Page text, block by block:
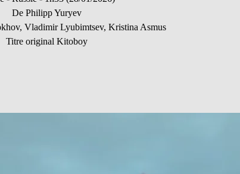
De Philipp Yuryev
Vladimir Lyubimtsev, Kristina Asmus
Titre original Kitoboy